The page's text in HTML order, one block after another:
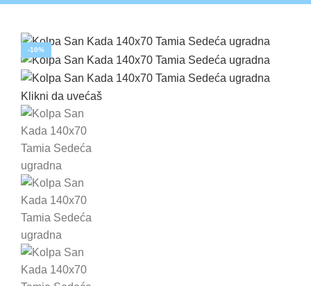
-10%
Klikni da uvećaš